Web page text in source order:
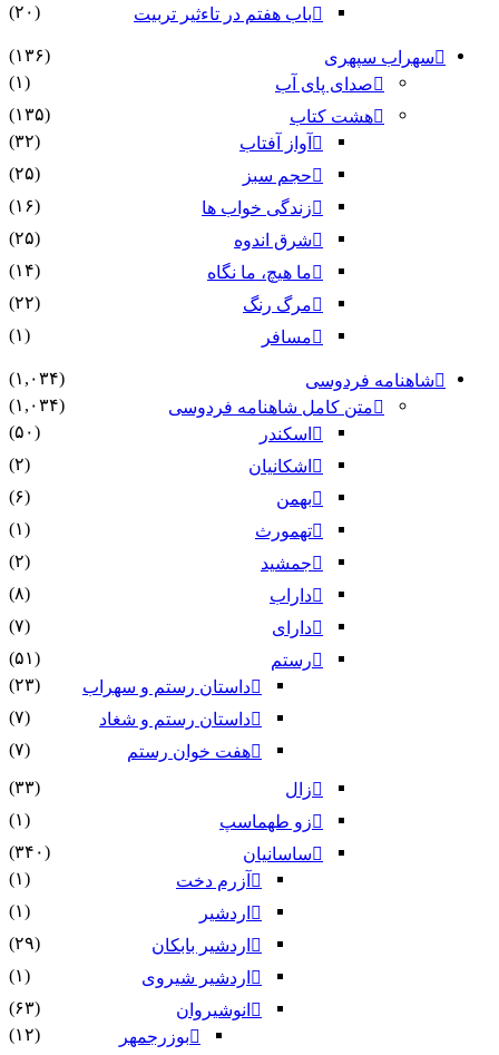
باب هفتم در تاءثیر تربیت
(۲۰)
سهراب سپهری
(۱۳۶)
صدای پای آب
(۱)
هشت کتاب
(۱۳۵)
آواز آفتاب
(۳۲)
حجم سبز
(۲۵)
زندگی خواب ها
(۱۶)
شرق اندوه
(۲۵)
ما هیچ، ما نگاه
(۱۴)
مرگ رنگ
(۲۲)
مسافر
(۱)
شاهنامه فردوسی
(۱,۰۳۴)
متن کامل شاهنامه فردوسی
(۱,۰۳۴)
اسکندر
(۵۰)
اشکانیان
(۲)
بهمن
(۶)
تهمورث
(۱)
جمشید
(۲)
داراب
(۸)
دارای
(۷)
رستم
(۵۱)
داستان رستم و سهراب
(۲۳)
داستان رستم و شغاد
(۷)
هفت خوان رستم‏
(۷)
زال
(۳۳)
زو طهماسپ‏
(۱)
ساسانیان
(۳۴۰)
آزرم دخت
(۱)
اردشیر
(۱)
اردشیر بابکان
(۲۹)
اردشیر شیروی
(۱)
انوشیروان
(۶۳)
بوزرجمهر
(۱۲)